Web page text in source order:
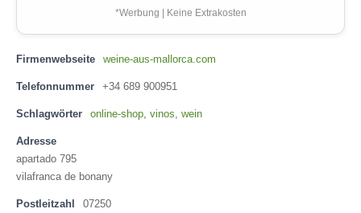
*Werbung | Keine Extrakosten
Firmenwebseite weine-aus-mallorca.com
Telefonnummer +34 689 900951
Schlagwörter online-shop, vinos, wein
Adresse
apartado 795
vilafranca de bonany
Postleitzahl 07250